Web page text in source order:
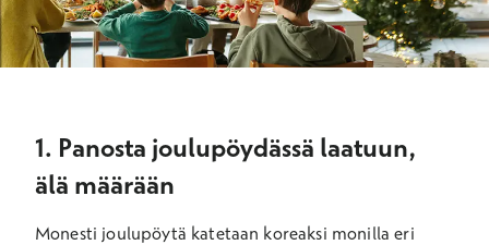
1. Panosta joulupöydässä laatuun,
älä määrään
Monesti joulupöytä katetaan koreaksi monilla eri